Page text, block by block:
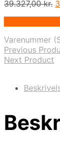
39.327,00kr.
Varenummer
Previous
Next Product